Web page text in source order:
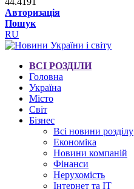
Авторизація
Пошук
RU
ВСІ РОЗДІЛИ
Головна
Україна
Місто
Світ
Бізнес
Всі новини розділу
Економіка
Новини компаній
Фінанси
Нерухомість
Інтернет та IT